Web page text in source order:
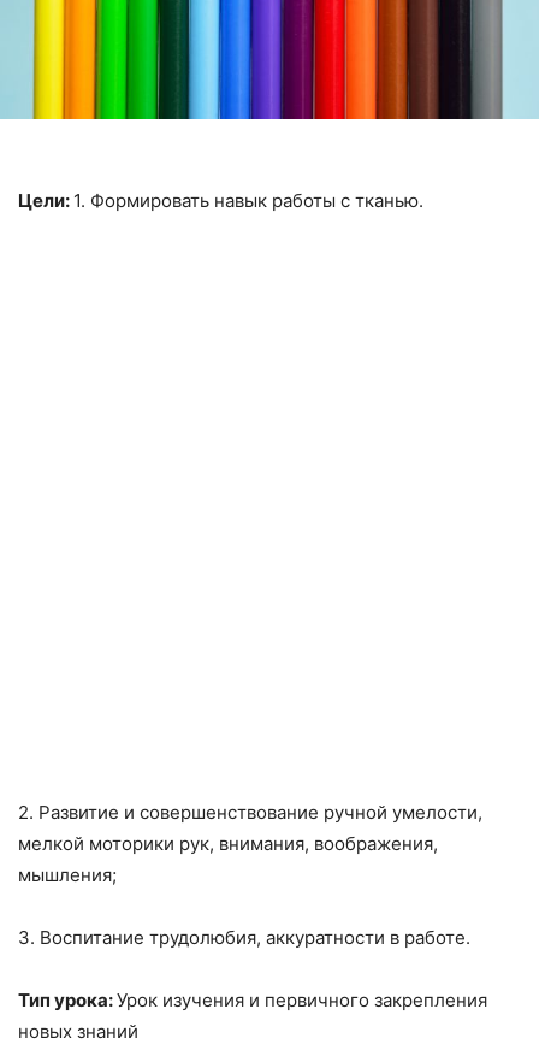
Цели: 1. Формировать навык работы с тканью.
2. Развитие и совершенствование ручной умелости,
мелкой моторики рук, внимания, воображения,
мышления;
3. Воспитание трудолюбия, аккуратности в работе.
Тип урока:Урок изучения и первичного закрепления
новых знаний